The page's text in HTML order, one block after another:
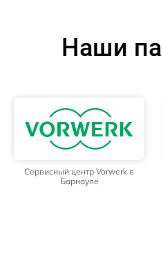
Наши
Сервисный центр Vorwerk в
Барнауле